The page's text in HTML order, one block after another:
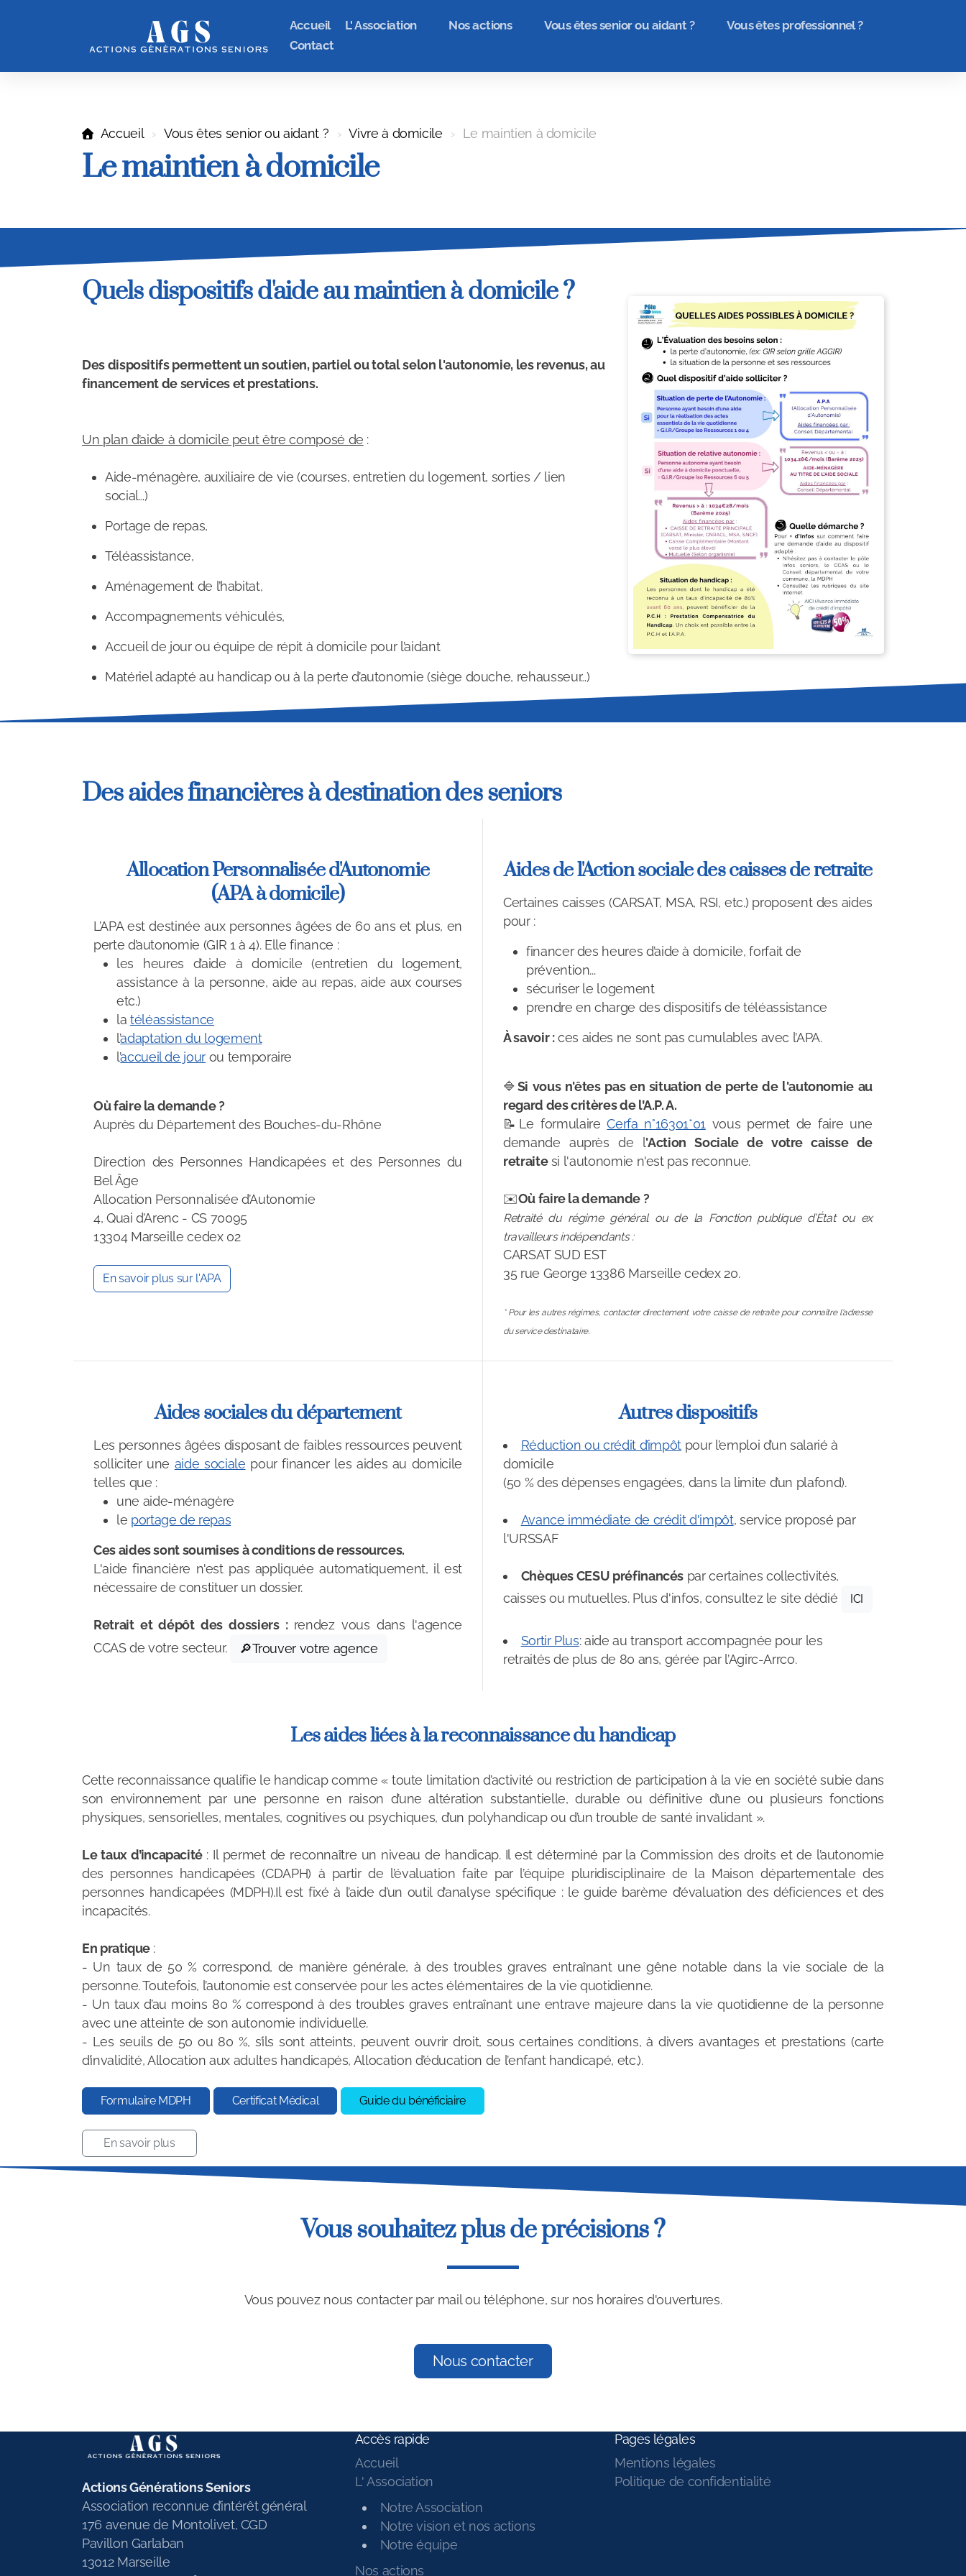
Accueil L' Association Nos actions Vous êtes senior ou aidant ?
Vous êtes professionnel ?
Contact
Accueil Vous êtes senior ou aidant ? Vivre à domicile Le maintien à domicile
Le maintien à domicile
Quels dispositifs d'aide au maintien à domicile ?
Des dispositifs permettent un soutien, partiel ou total selon l'autonomie, les revenus, au
financement de services et prestations.
Un plan d’aide à domicile peut être composé de :
Aide-ménagère, auxiliaire de vie (courses, entretien du logement, sorties / lien
social…)
Portage de repas,
Téléassistance,
Aménagement de l’habitat,
Accompagnements véhiculés,
Accueil de jour ou équipe de répit à domicile pour l’aidant
Matériel adapté au handicap ou à la perte d’autonomie (siège douche, rehausseur…)
Des aides financières à destination des seniors
Allocation Personnalisée d'Autonomie
(APA à domicile)
L’APA est destinée aux personnes âgées de 60 ans et plus, en
perte d’autonomie (GIR 1 à 4). Elle finance :
les heures d’aide à domicile (entretien du logement,
assistance à la personne, aide au repas, aide aux courses
etc.)
la téléassistance
l’adaptation du logement
l’accueil de jour ou temporaire
Où faire la demande ?
Auprès du Département des Bouches-du-Rhône
Direction des Personnes Handicapées et des Personnes du
Bel Âge
Allocation Personnalisée d’Autonomie
4, Quai d’Arenc - CS 70095
13304 Marseille cedex 02
En savoir plus sur l'APA
Aides de l'Action sociale des caisses de retraite
Certaines caisses (CARSAT, MSA, RSI, etc.) proposent des aides
pour :
financer des heures d’aide à domicile, forfait de
prévention...
sécuriser le logement
prendre en charge des dispositifs de téléassistance
À savoir :ces aides ne sont pas cumulables avec l’APA.
🔷Si vous n'êtes pas en situation de perte de l'autonomie au
regard des critères de l’A.P. A.
📝Le formulaireCerfa n°16301*01 vous permet de faire une
demande auprès de l'Action Sociale de votre caisse de
retraitesi l'autonomie n'est pas reconnue.
✉️Où faire la demande ?
Retraité du régime général ou de la Fonction publique d’État ou ex
travailleurs indépendants :
CARSAT SUD EST
35 rue George 13386 Marseille cedex 20.
* Pour les autres régimes, contacter directement votre caisse de retraite pour connaître l'adresse
du service destinataire.
Aides sociales du département
Les personnes âgées disposant de faibles ressources peuvent
solliciter une aide sociale pour financer les aides au domicile
telles que :
une aide-ménagère
le portage de repas
Ces aides sont soumises à conditions de ressources.
L'aide financière n'est pas appliquée automatiquement, il est
nécessaire de constituer un dossier.
Retrait et dépôt des dossiers : rendez vous dans l'agence
CCAS de votre secteur.
🔎Trouver votre agence
Autres dispositifs
Réduction ou crédit d’impôt pour l’emploi d’un salarié à
domicile
(50 % des dépenses engagées, dans la limite d’un plafond).
Avance immédiate de crédit d'impôt, service proposé par
l'URSSAF
Chèques CESU préfinancés par certaines collectivités,
caisses ou mutuelles. Plus d'infos, consultez le site dédié
ICI
Sortir Plus: aide au transport accompagnée pour les
retraités de plus de 80 ans, gérée par l’Agirc-Arrco.
Les aides liées à la reconnaissance du handicap
Cette reconnaissance qualifie le handicap comme « toute limitation d’activité ou restriction de participation à la vie en société subie dans
son environnement par une personne en raison d’une altération substantielle, durable ou définitive d’une ou plusieurs fonctions
physiques, sensorielles, mentales, cognitives ou psychiques, d’un polyhandicap ou d’un trouble de santé invalidant ».
Le taux d’incapacité : Il permet de reconnaître un niveau de handicap. Il est déterminé par la Commission des droits et de l’autonomie
des personnes handicapées (CDAPH) à partir de l’évaluation faite par l’équipe pluridisciplinaire de la Maison départementale des
personnes handicapées (MDPH).Il est fixé à l’aide d’un outil d’analyse spécifique : le guide barème d’évaluation des déficiences et des
incapacités.
En pratique :
- Un taux de 50 % correspond, de manière générale, à des troubles graves entraînant une gêne notable dans la vie sociale de la
personne. Toutefois, l’autonomie est conservée pour les actes élémentaires de la vie quotidienne.
- Un taux d’au moins 80 % correspond à des troubles graves entraînant une entrave majeure dans la vie quotidienne de la personne
avec une atteinte de son autonomie individuelle.
- Les seuils de 50 ou 80 %, s’ils sont atteints, peuvent ouvrir droit, sous certaines conditions, à divers avantages et prestations (carte
d’invalidité, Allocation aux adultes handicapés, Allocation d’éducation de l’enfant handicapé, etc.).
Formulaire MDPH Certificat Médical Guide du bénéficiaire
En savoir plus
Vous souhaitez plus de précisions ?
Vous pouvez nous contacter par mail ou téléphone, sur nos horaires d'ouvertures.
Nous contacter
Actions Générations Seniors
Association reconnue d’intérêt général
176 avenue de Montolivet, CGD
Pavillon Garlaban
13012 Marseille
Accès rapide
Accueil
L' Association
Notre Association
Notre vision et nos actions
Notre équipe
Nos actions
Pages légales
Mentions légales
Politique de confidentialité